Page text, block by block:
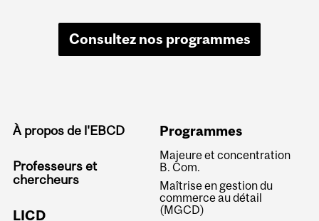
Consultez nos programmes
À propos de l'EBCD
Professeurs et
chercheurs
LICD
Programmes
Majeure et concentration
B. Com.
Maîtrise en gestion du
commerce au détail
(MGCD)